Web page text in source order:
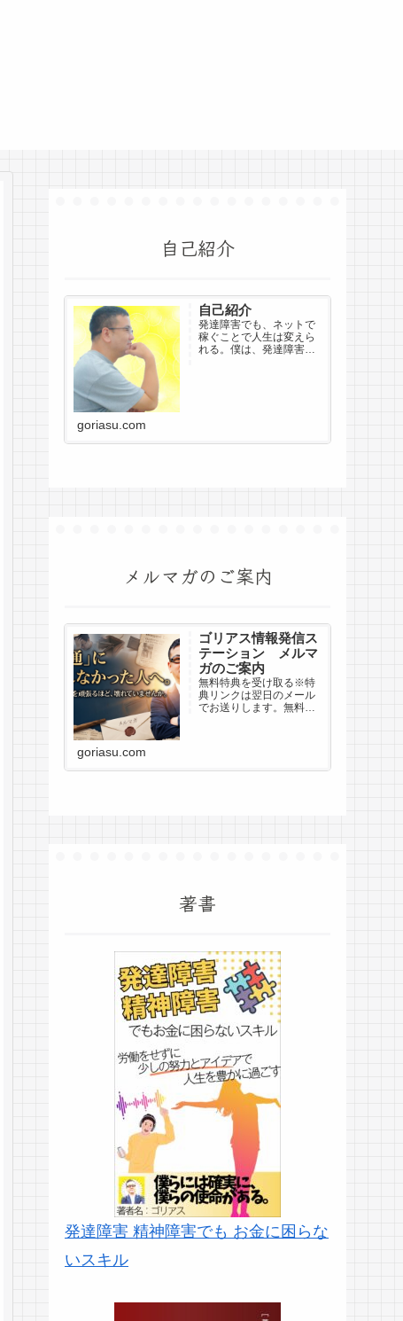
自己紹介
自己紹介
発達障害でも、ネットで
稼ぐことで人生は変えら
れる。僕は、発達障害を
goriasu.com
メルマガのご案内
ゴリアス情報発信ス
テーション メルマ
ガのご案内
無料特典を受け取る※特
典リンクは翌日のメール
でお送りします。無料特
／プライバシー厳守※登
goriasu.com
著書
発達障害 精神障害でも お金に困らな
いスキル